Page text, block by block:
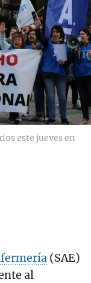
este jueves en
(SAE)
al